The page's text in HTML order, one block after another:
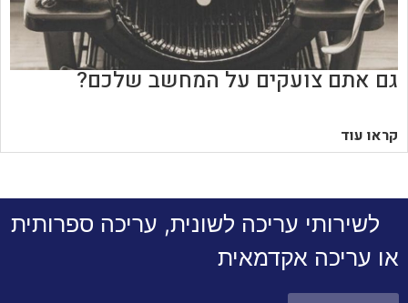
גם אתם צועקים על המחשב שלכם?
קראו עוד
לשירותי עריכה לשונית, עריכה ספרותית
או עריכה אקדמאית